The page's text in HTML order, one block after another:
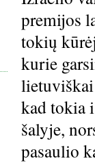
premijos
tokių
kurie
kad tokia
šalyje,
pasaulio